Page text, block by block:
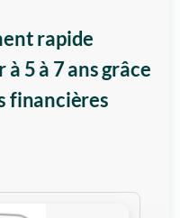
rapide
5 à 7 ans grâce
financières